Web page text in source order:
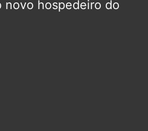
novo hospedeiro do